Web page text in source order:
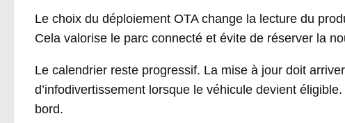
Le choix du déploiement OTA change la lecture du
Cela valorise le parc connecté et évite de réserver la
Le calendrier reste progressif. La mise à jour doit
d’infodivertissement lorsque le véhicule devient
bord.